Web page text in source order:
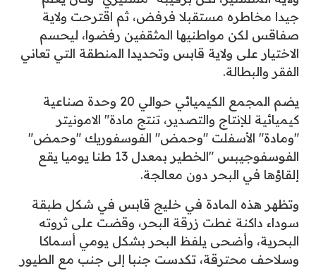
جيدا مخاطره مستقبلا فرفض، ثم اقترحت ولاية
صفاقس لكن مواطنيها المثقفين رفضوا، ليحسم
الاختيار على ولاية قابس وتحديدا المنطقة التي تعاني
الفقر والبطالة.
يضم المجمع الكيميائي حوالي 20 وحدة صناعية
كيميائية للإنتاج والتصدير، تنتج مادة" الامونيتر
"ومادة" الأسفلت "وحمض" الفوسفوريك "وحمض"
الفوسفوجيبس "الخطير بمعدل 13 طنا يوميا يقع
إلقاؤها في البحر دون معالجة.
وتظهر هذه المادة في خليج قابس في شكل طبقة
سوداء داكنة غطت زرقة البحر، وقضت على ثروته
البحرية، وأضحى يلفظ البحر بشكل يومي أسماكا
وسلاحف محترقة، تكدست جنبا إلى جنب مع الطيور